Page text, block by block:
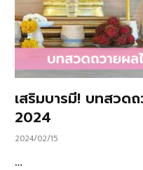
เสริมบารมี! บทสวด
2024
2024/02/15
…